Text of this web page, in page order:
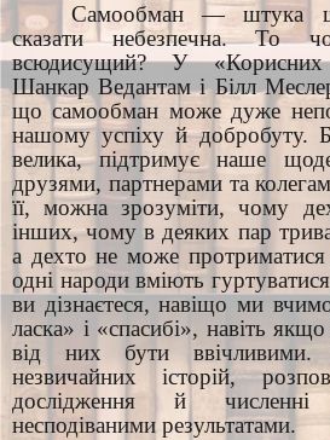
Самообман — штука
сказати небезпечна. То
всюдисущий? У «Корисних
Шанкар Ведантам і Білл
що самообман може дуже
нашому успіху й добробуту.
велика, підтримує наше
друзями, партнерами та
її, можна зрозуміти, чому
інших, чому в деяких пар
а дехто не може
одні народи вміють
ви дізнаєтеся, навіщо ми
ласка» і «спасибі», навіть
від них бути
незвичайних історій,
дослідження й
несподіваними результатами.